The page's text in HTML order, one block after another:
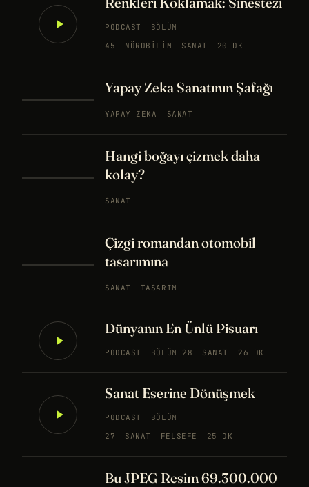
PODCAST
BÖLÜM
45
NÖROBILIM SANAT 20 DK
Yapay Zeka Sanatının Şafağı
YAPAY ZEKA SANAT
Hangi boğayı çizmek daha
kolay?
SANAT
Çizgi romandan otomobil
tasarımına
SANAT TASARIM
Dünyanın En Ünlü Pisuarı
PODCAST BÖLÜM 28 SANAT 26 DK
Sanat Eserine Dönüşmek
PODCAST
BÖLÜM
27
SANAT FELSEFE 25 DK
Bu JPEG Resim 69.300.000